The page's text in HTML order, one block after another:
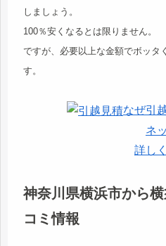
しましょう。
100％安くなるとは限りません。
ですが、必要以上な金額でボッタ
す。
なぜ引
ネ
詳し
神奈川県横浜市から
コミ情報